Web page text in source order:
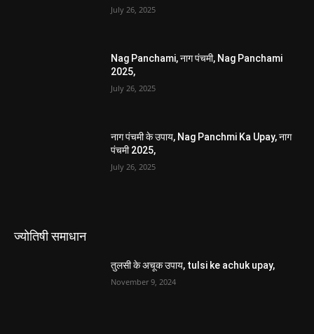
July 26, 2025
Nag Panchami, नाग पंचमी, Nag Panchami
2025,
July 26, 2025
नाग पंचमी के उपाय, Nag Panchmi Ka Upay, नाग
पंचमी 2025,
July 26, 2025
ज्योतिषी समाधान
तुलसी के अचूक उपाय, tulsi ke achuk upay,
November 9, 2024